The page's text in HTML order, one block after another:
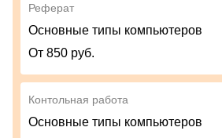
Реферат
Основные типы компьютеров
От 850 руб.
Контольная работа
Основные типы компьютеров